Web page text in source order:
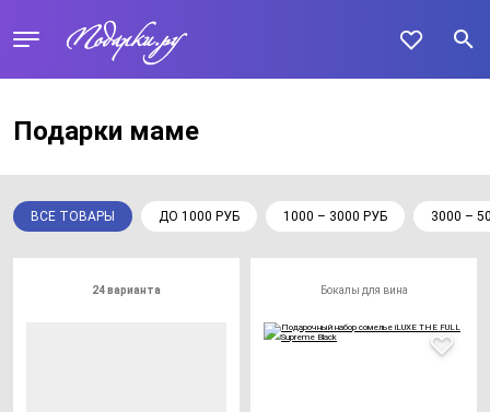
Подарки маме
ВСЕ ТОВАРЫ ДО 1000 РУБ 1000 – 3000 РУБ 3000 –
24 варианта Бокалы для вина